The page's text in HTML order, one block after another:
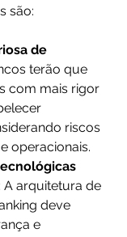
são:
de
terão que
com mais rigor
riscos
operacionais.
: A arquitetura de
deve
e